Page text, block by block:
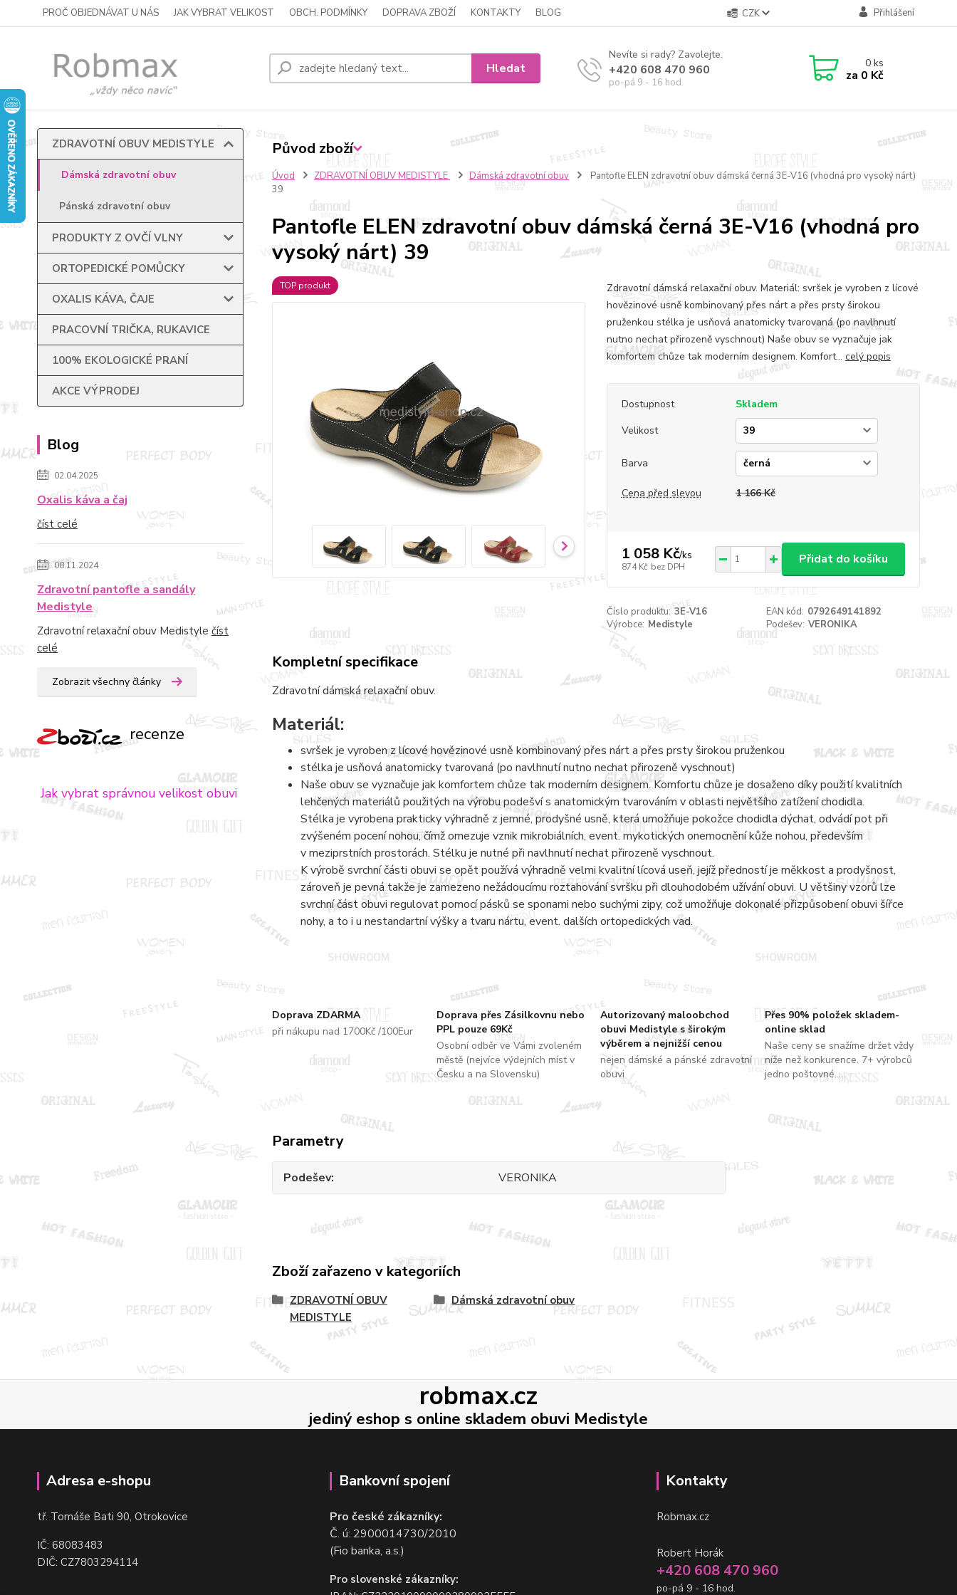
PROČ OBJEDNÁVAT U NÁS JAK VYBRAT VELIKOST OBCH. PODMÍNKY DOPRAVA ZBOŽÍ KONTAKTY BLOG CZK Přihlášení
Hledat
Nevíte si rady? Zavolejte.
+420 608 470 960
po-pá 9 - 16 hod.
0ks
za 0 Kč
ZDRAVOTNÍ OBUV MEDISTYLE
Dámská zdravotní obuv
Pánská zdravotní obuv
PRODUKTY Z OVČÍ VLNY
ORTOPEDICKÉ POMŮCKY
OXALIS KÁVA, ČAJE
PRACOVNÍ TRIČKA, RUKAVICE
100% EKOLOGICKÉ PRANÍ
AKCE VÝPRODEJ
Blog
02.04.2025
Oxalis káva a čaj
číst celé
08.11.2024
Zdravotní pantofle a sandály
Medistyle
Zdravotní relaxační obuv Medistyle číst
celé
Zobrazit všechny články
recenze
Jak vybrat správnou velikost obuvi
Úvod ZDRAVOTNÍ OBUV MEDISTYLE Dámská zdravotní obuv
Pantofle ELEN zdravotní obuv dámská černá 3E-V16 (vhodná pro vysoký nárt)
39
Pantofle ELEN zdravotní obuv dámská černá 3E-V16 (vhodná pro
vysoký nárt) 39
TOP produkt
Zdravotní dámská relaxační obuv. Materiál: svršek je vyroben z lícové
hovězinové usně kombinovaný přes nárt a přes prsty širokou
pruženkou stélka je usňová anatomicky tvarovaná (po navlhnutí
nutno nechat přirozeně vyschnout) Naše obuv se vyznačuje jak
komfortem chůze tak moderním designem. Komfort... celý popis
Dostupnost
Skladem
Velikost
Barva
Cena před slevou 1 166 Kč
1 058 Kč/ks
874 Kč bez DPH
Přidat do košíku
Číslo produktu: 3E-V16 EAN kód: 0792649141892
Výrobce: Medistyle Podešev: VERONIKA
Doprava ZDARMA
při nákupu nad 1700Kč /100Eur
Doprava přes Zásilkovnu nebo
PPL pouze 69Kč
Osobní odběr ve Vámi zvoleném
městě (nejvíce výdejních míst v
Česku a na Slovensku)
Autorizovaný maloobchod
obuvi Medistyle s širokým
výběrem a nejnižší cenou
nejen dámské a pánské zdravotní
obuvi
Přes 90% položek skladem-
online sklad
Naše ceny se snažíme držet vždy
níže než konkurence. 7+ výrobců
jedno poštovné....
Kompletní specifikace
Zdravotní dámská relaxační obuv.
Materiál:
svršek je vyroben z lícové hovězinové usně kombinovaný přes nárt a přes prsty širokou pruženkou
stélka je usňová anatomicky tvarovaná (po navlhnutí nutno nechat přirozeně vyschnout)
Naše obuv se vyznačuje jak komfortem chůze tak moderním designem. Komfortu chůze je dosaženo díky použití kvalitních
lehčených materiálů použitých na výrobu podešví s anatomickým tvarováním v oblasti největšího zatížení chodidla.
Stélka je vyrobena prakticky výhradně z jemné, prodyšné usně, která umožňuje pokožce chodidla dýchat, odvádí pot při
zvýšeném pocení nohou, čímž omezuje vznik mikrobiálních, event. mykotických onemocnění kůže nohou, především
v meziprstních prostorách. Stélku je nutné při navlhnutí nechat přirozeně vyschnout.
K výrobě svrchní části obuvi se opět používá výhradně velmi kvalitní lícová useň, jejíž předností je měkkost a prodyšnost,
zároveň je pevná takže je zamezeno nežádoucímu roztahování svršku při dlouhodobém užívání obuvi. U většiny vzorů lze
svrchní část obuvi regulovat pomocí pásků se sponami nebo suchými zipy, což umožňuje dokonalé přizpůsobení obuvi šířce
nohy, a to i u nestandartní výšky a tvaru nártu, event. dalších ortopedických vad.
Původ zboží
Parametry
Podešev VERONIKA
Zboží zařazeno v kategoriích
ZDRAVOTNÍ OBUV
MEDISTYLE
Dámská zdravotní obuv
robmax.cz
jediný eshop s online skladem obuvi Medistyle
Adresa e-shopu
tř. Tomáše Bati 90, Otrokovice
IČ: 68083483
DIČ: CZ7803294114
Bankovní spojení
Pro české zákazníky:
Č. ú: 2900014730/2010
(Fio banka, a.s.)
Pro slovenské zákazníky:
Kontakty
Robmax.cz
Robert Horák
+420 608 470 960
po-pá 9 - 16 hod.